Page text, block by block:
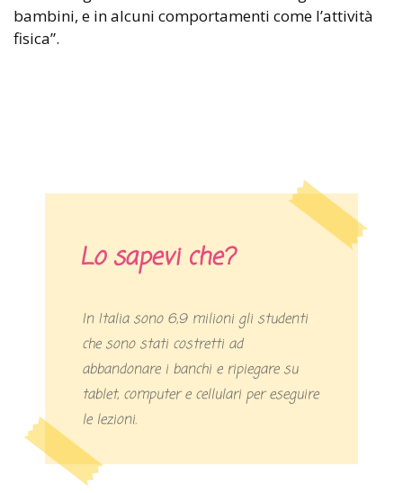
bambini, e in alcuni comportamenti come l’attività
fisica”.
Lo sapevi che?
In Italia sono 6,9 milioni gli studenti
che sono stati costretti ad
abbandonare i banchi e ripiegare su
tablet, computer e cellulari per eseguire
le lezioni.